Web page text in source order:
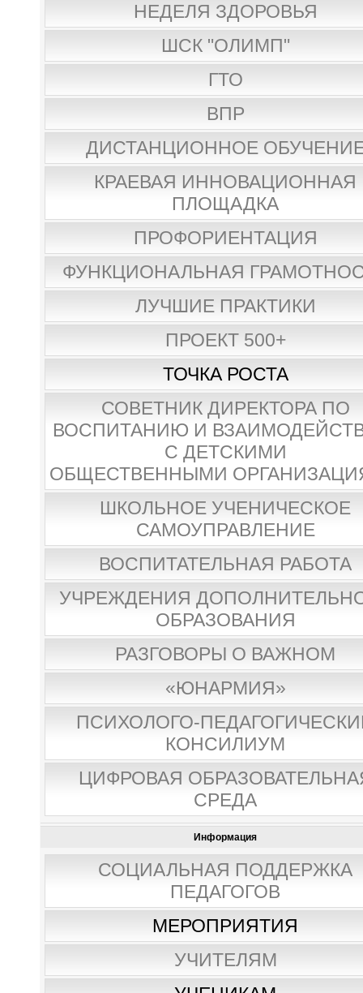
НЕДЕЛЯ ЗДОРОВЬЯ
ШСК "ОЛИМП"
ГТО
ВПР
ДИСТАНЦИОННОЕ
КРАЕВАЯ ИННОВАЦИОННАЯ
ПЛОЩАДКА
ПРОФОРИЕНТАЦИЯ
ФУНКЦИОНАЛЬНАЯ
ЛУЧШИЕ ПРАКТИКИ
ПРОЕКТ 500+
ТОЧКА РОСТА
СОВЕТНИК ДИРЕКТОРА ПО
ВОСПИТАНИЮ И
С ДЕТСКИМИ
ОБЩЕСТВЕННЫМИ
ШКОЛЬНОЕ УЧЕНИЧЕСКОЕ
САМОУПРАВЛЕНИЕ
ВОСПИТАТЕЛЬНАЯ РАБОТА
УЧРЕЖДЕНИЯ
ОБРАЗОВАНИЯ
РАЗГОВОРЫ О ВАЖНОМ
«ЮНАРМИЯ»
ПСИХОЛОГО-
КОНСИЛИУМ
ЦИФРОВАЯ
СРЕДА
Информация
СОЦИАЛЬНАЯ ПОДДЕРЖКА
ПЕДАГОГОВ
МЕРОПРИЯТИЯ
УЧИТЕЛЯМ